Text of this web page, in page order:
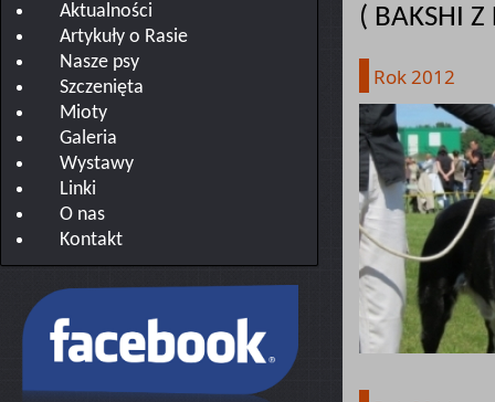
( BAKSHI
Rok 2012
Aktualności
Artykuły o Rasie
Nasze psy
Szczenięta
Mioty
Galeria
Wystawy
Linki
O nas
Kontakt